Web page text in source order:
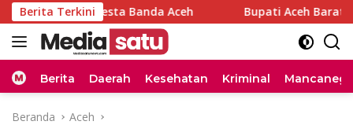
Langsung
ke
konten
Berita TerkiniBanda Aceh Bupati Aceh Barat Paparkan
Home
Berita Daerah Kesehatan Kriminal
Beranda Aceh